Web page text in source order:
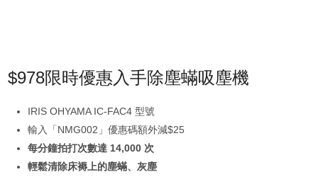
$978限時優惠入手除塵蟎吸塵機
IRIS OHYAMA IC-FAC4 型號
輸入「NMG002」優惠碼額外減$25
每分鐘拍打次數達 14,000 次
輕鬆清除床褥上的塵蟎、灰塵